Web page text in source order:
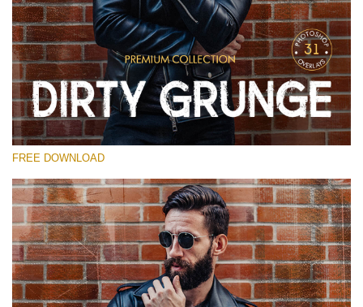
Te rog selecteaza
Free Photoshop Overlay
Small 800*533px
Dirty Grunge
(31 Overlays)
Entire Collection
(1783 Overlays)
Large 6000*4000px
Descărcare gratuită
FREE DOWNLOAD